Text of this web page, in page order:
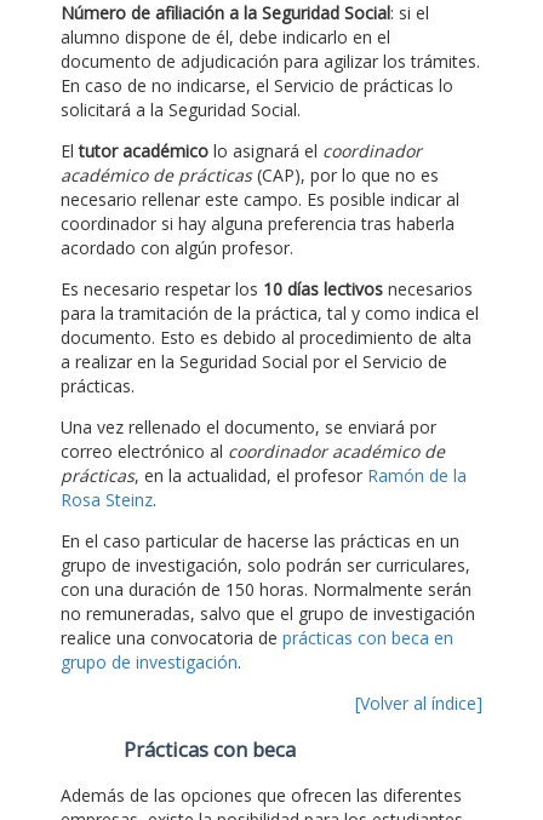
Número de afiliación a la Seguridad Social: si el
alumno dispone de él, debe indicarlo en el
documento de adjudicación para agilizar los trámites.
En caso de no indicarse, el Servicio de prácticas lo
solicitará a la Seguridad Social.
Eltutor académico lo asignará el coordinador
académico de prácticas(CAP), por lo que no es
necesario rellenar este campo. Es posible indicar al
coordinador si hay alguna preferencia tras haberla
acordado con algún profesor.
Es necesario respetar los 10 días lectivos necesarios
para la tramitación de la práctica, tal y como indica el
documento. Esto es debido al procedimiento de alta
a realizar en la Seguridad Social por el Servicio de
prácticas.
Una vez rellenado el documento, se enviará por
correo electrónico al coordinador académico de
prácticas, en la actualidad, el profesor Ramón de la
Rosa Steinz.
En el caso particular de hacerse las prácticas en un
grupo de investigación, solo podrán ser curriculares,
con una duración de 150 horas. Normalmente serán
no remuneradas, salvo que el grupo de investigación
realice una convocatoria de prácticas con beca en
grupo de investigación.
[Volver al índice]
Prácticas con beca
Además de las opciones que ofrecen las diferentes